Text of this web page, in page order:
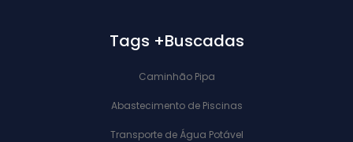
Tags +Buscadas
Caminhão Pipa
Abastecimento de Piscinas
Transporte de Água Potável